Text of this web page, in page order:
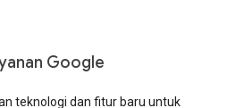
Google
teknologi dan fitur baru untuk